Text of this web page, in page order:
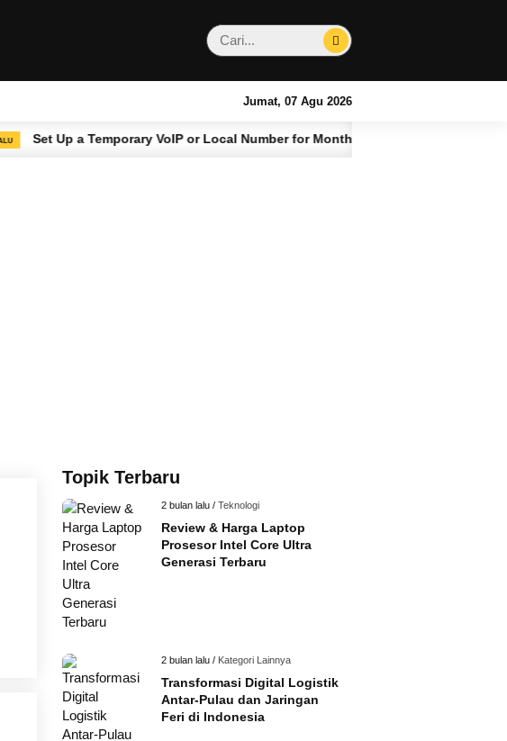
Jumat, 07 Agu 2026
a Temporary VoIP or Local Number for Monthly Bali Stays
Topik Terbaru
2 bulan lalu / Teknologi
Review & Harga Laptop
Prosesor Intel Core Ultra
Generasi Terbaru
2 bulan lalu / Kategori Lainnya
Transformasi Digital Logistik
Antar-Pulau dan Jaringan
Feri di Indonesia